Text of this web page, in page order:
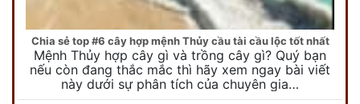
Chia sẻ top #6 cây hợp mệnh Thủy cầu tài cầu lộc tốt nhất
Mệnh Thủy hợp cây gì và trồng cây gì? Quý bạn
nếu còn đang thắc mắc thì hãy xem ngay bài viết
này dưới sự phân tích của chuyên gia…